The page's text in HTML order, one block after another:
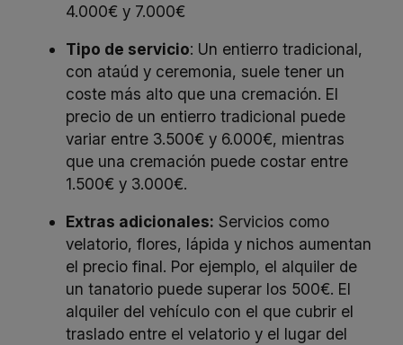
4.000€ y 7.000€
Tipo de servicio: Un entierro tradicional,
con ataúd y ceremonia, suele tener un
coste más alto que una cremación. El
precio de un entierro tradicional puede
variar entre 3.500€ y 6.000€, mientras
que una cremación puede costar entre
1.500€ y 3.000€.
Extras adicionales: Servicios como
velatorio, flores, lápida y nichos aumentan
el precio final. Por ejemplo, el alquiler de
un tanatorio puede superar los 500€. El
alquiler del vehículo con el que cubrir el
traslado entre el velatorio y el lugar del